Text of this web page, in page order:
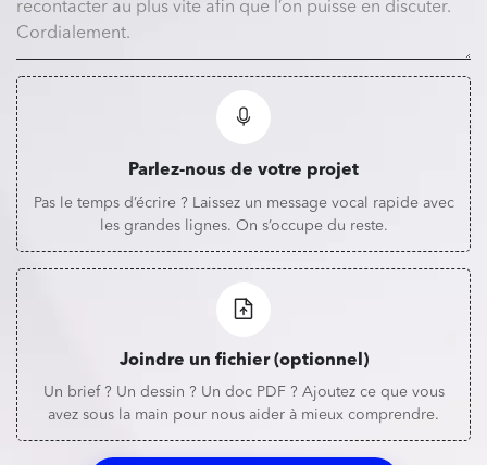
Parlez-nous de votre projet
Pas le temps d’écrire ? Laissez un message vocal rapide avec
les grandes lignes. On s’occupe du reste.
Joindre un fichier (optionnel)
Un brief ? Un dessin ? Un doc PDF ? Ajoutez ce que vous
avez sous la main pour nous aider à mieux comprendre.